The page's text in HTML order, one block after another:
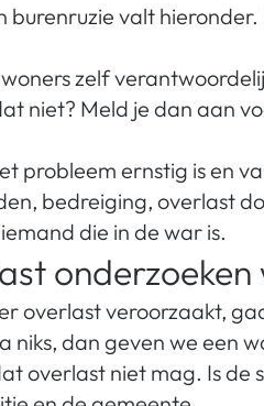
burenruzie valt
zelf
niet? Meld je dan aan
probleem ernstig is en
bedreiging, overlast
die in de war is.
onderzoeken
overlast veroorzaakt,
dan geven we een
overlast niet mag. Is de